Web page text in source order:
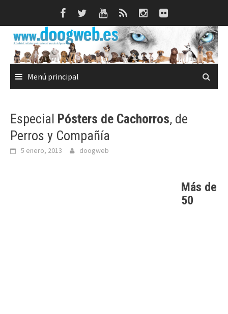
Menú principal
Especial Pósters de Cachorros, de
Perros y Compañía
5 enero, 2013 doogweb
Más de
50